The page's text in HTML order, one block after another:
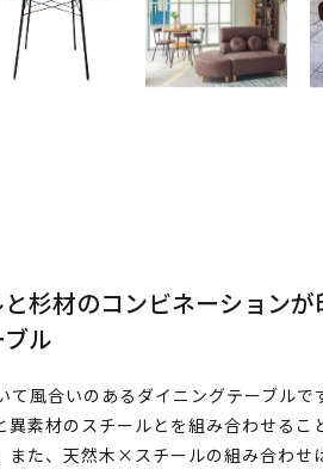
杉材のコンビネーション
ル
て風合いのあるダイニングテーブル
異素材のスチールとを組み合わせる
また、天然木×スチールの組み合わせ